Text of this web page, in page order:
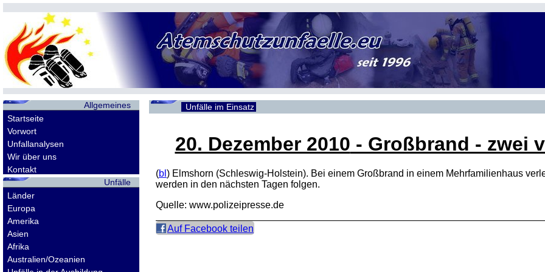
Allgemeines
Startseite
Vorwort
Unfallanalysen
Wir über uns
Kontakt
Unfälle
Länder
Europa
Amerika
Asien
Afrika
Australien/Ozeanien
Unfälle im Einsatz
20. Dezember 2010 - Großbrand - zwei
(bl ) Elmshorn (Schleswig-Holstein). Bei einem Großbrand in einem Mehrfamilienhaus
werden in den nächsten Tagen folgen.
Quelle: www.polizeipresse.de
Auf Facebook teilen